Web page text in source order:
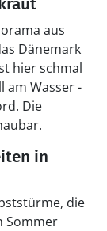
aus
Dänemark
hier schmal
am Wasser -
Die
in
die
Sommer